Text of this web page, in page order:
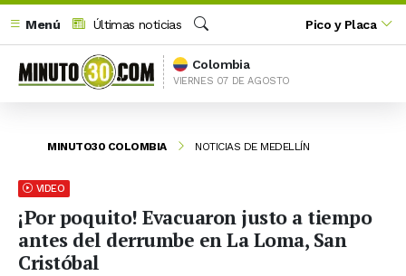
Menú
Últimas noticias
Buscar
Pico y Placa
Colombia
VIERNES 07 DE AGOSTO
MINUTO30 COLOMBIA NOTICIAS DE MEDELLÍN
VIDEO
¡Por poquito! Evacuaron justo a tiempo
antes del derrumbe en La Loma, San
Cristóbal